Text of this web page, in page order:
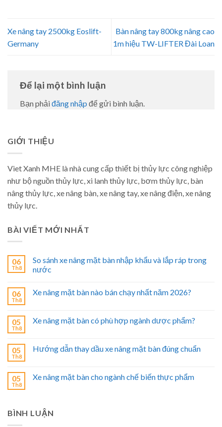
Xe nâng tay 2500kg Eoslift-
Germany
Bàn nâng tay 800kg nâng cao
1m hiệu TW-LIFTER Đài Loan
Để lại một bình luận
Bạn phải đăng nhập để gửi bình luận.
GIỚI THIỆU
Viet Xanh MHE là nhà cung cấp thiết bị thủy lực công nghiệp
như bộ nguồn thủy lực, xi lanh thủy lực, bơm thủy lực, bàn
nâng thủy lực, xe nâng bàn, xe nâng tay, xe nâng điện, xe nâng
thủy lực.
BÀI VIẾT MỚI NHẤT
06
Th8
So sánh xe nâng mặt bàn nhập khẩu và lắp ráp trong
nước
06
Th8
Xe nâng mặt bàn nào bán chạy nhất năm 2026?
05
Th8
Xe nâng mặt bàn có phù hợp ngành dược phẩm?
05
Th8
Hướng dẫn thay dầu xe nâng mặt bàn đúng chuẩn
05
Th8
Xe nâng mặt bàn cho ngành chế biến thực phẩm
BÌNH LUẬN